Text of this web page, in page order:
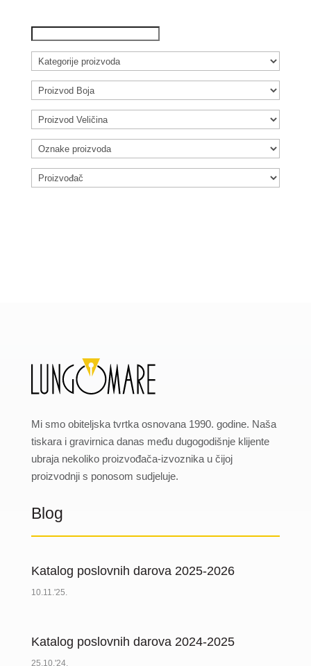
Mi smo obiteljska tvrtka osnovana 1990. godine. Naša
tiskara i gravirnica danas među dugogodišnje klijente
ubraja nekoliko proizvođača-izvoznika u čijoj
proizvodnji s ponosom sudjeluje.
Blog
Katalog poslovnih darova 2025-2026
10.11.'25.
Katalog poslovnih darova 2024-2025
25.10.'24.